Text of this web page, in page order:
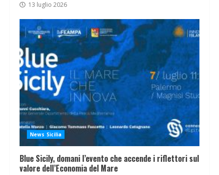
13 luglio 2026
News Sicilia
Blue Sicily, domani l’evento che accende i riflettori sul
valore dell’Economia del Mare